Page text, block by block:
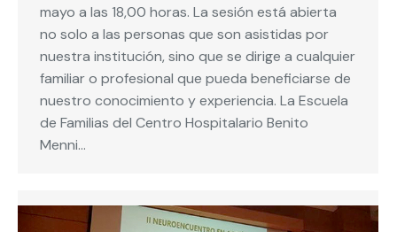
mayo a las 18,00 horas. La sesión está abierta
no solo a las personas que son asistidas por
nuestra institución, sino que se dirige a cualquier
familiar o profesional que pueda beneficiarse de
nuestro conocimiento y experiencia. La Escuela
de Familias del Centro Hospitalario Benito
Menni…